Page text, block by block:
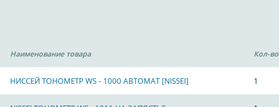
Наименование товара Кол-во
НИССЕЙ ТОНОМЕТР WS - 1000 АВТОМАТ [NISSEI] 1